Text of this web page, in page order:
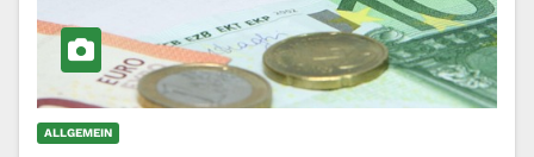
ALLGEMEIN